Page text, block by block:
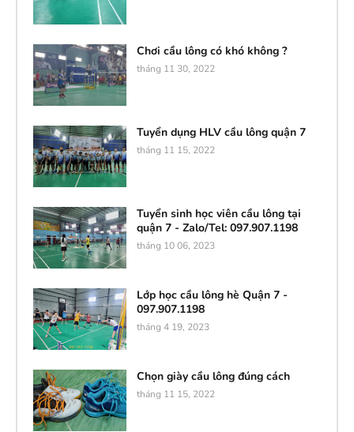
Chơi cầu lông có khó không ?
tháng 11 30, 2022
Tuyển dụng HLV cầu lông quận 7
tháng 11 15, 2022
Tuyển sinh học viên cầu lông tại
quận 7 - Zalo/Tel: 097.907.1198
tháng 10 06, 2023
Lớp học cầu lông hè Quận 7 -
097.907.1198
tháng 4 19, 2023
Chọn giày cầu lông đúng cách
tháng 11 15, 2022